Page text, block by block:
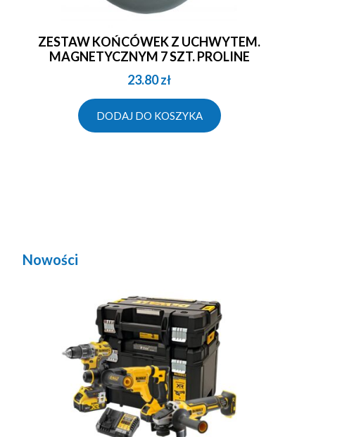
ZESTAW KOŃCÓWEK Z UCHWYTEM.
MAGNETYCZNYM 7 SZT. PROLINE
23.80zł
DODAJ DO KOSZYKA
Nowości